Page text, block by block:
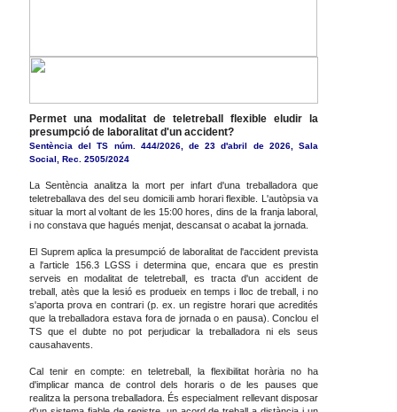
Permet una modalitat de teletreball flexible eludir la
presumpció de laboralitat d'un accident?
Sentència del TS núm. 444/2026, de 23 d'abril de 2026, Sala
Social, Rec. 2505/2024
La Sentència analitza la mort per infart d'una treballadora que
teletreballava des del seu domicili amb horari flexible. L'autòpsia va
situar la mort al voltant de les 15:00 hores, dins de la franja laboral,
i no constava que hagués menjat, descansat o acabat la jornada.
El Suprem aplica la presumpció de laboralitat de l'accident prevista
a l'article 156.3 LGSS i determina que, encara que es prestin
serveis en modalitat de teletreball, es tracta d'un accident de
treball, atès que la lesió es produeix en temps i lloc de treball, i no
s'aporta prova en contrari (p. ex. un registre horari que acredités
que la treballadora estava fora de jornada o en pausa). Conclou el
TS que el dubte no pot perjudicar la treballadora ni els seus
causahavents.
Cal tenir en compte: en teletreball, la flexibilitat horària no ha
d'implicar manca de control dels horaris o de les pauses que
realitza la persona treballadora. És especialment rellevant disposar